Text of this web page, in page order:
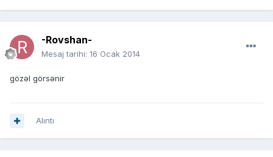
-Rovshan-
Mesaj tarihi: 16 Ocak 2014
gözəl görsənir
Alıntı